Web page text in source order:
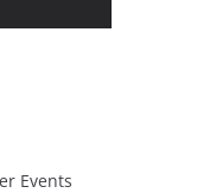
Events